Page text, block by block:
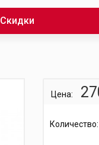
Скидки
Цена:
Количество: